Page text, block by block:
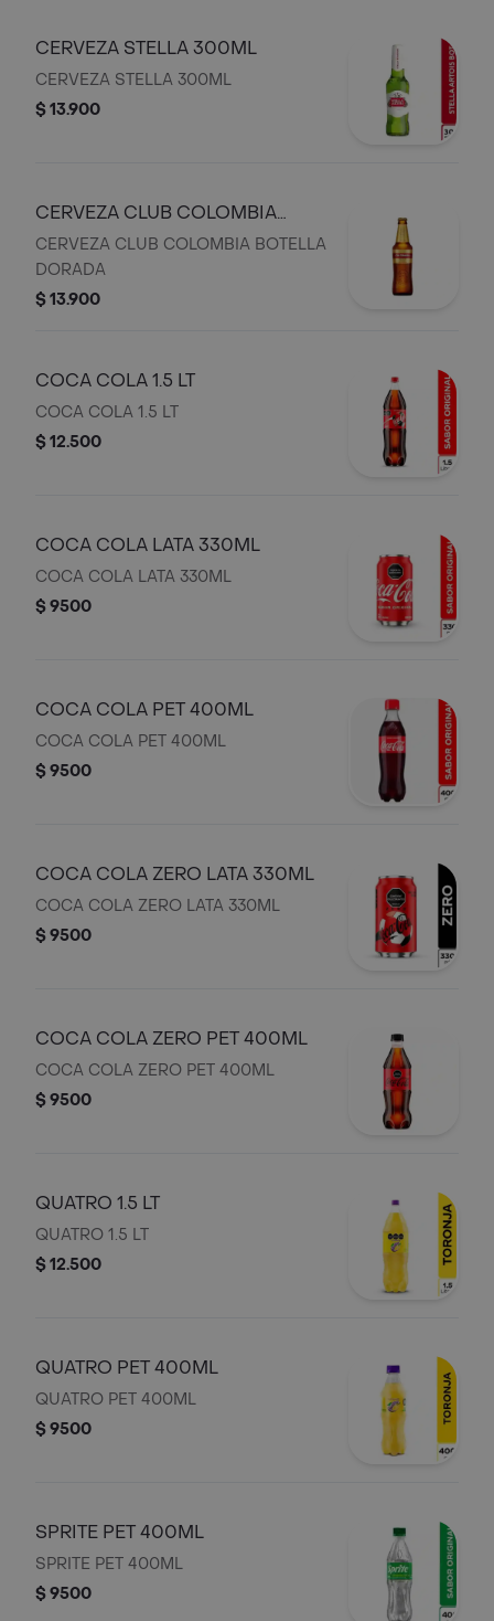
CERVEZA STELLA 300ML
CERVEZA STELLA 300ML
$ 13.900
CERVEZA CLUB COLOMBIA
BOTELLA DORADA
CERVEZA CLUB COLOMBIA BOTELLA
DORADA
$ 13.900
COCA COLA 1.5 LT
COCA COLA 1.5 LT
$ 12.500
COCA COLA LATA 330ML
COCA COLA LATA 330ML
$ 9500
COCA COLA PET 400ML
COCA COLA PET 400ML
$ 9500
COCA COLA ZERO LATA 330ML
COCA COLA ZERO LATA 330ML
$ 9500
COCA COLA ZERO PET 400ML
COCA COLA ZERO PET 400ML
$ 9500
QUATRO 1.5 LT
QUATRO 1.5 LT
$ 12.500
QUATRO PET 400ML
QUATRO PET 400ML
$ 9500
SPRITE PET 400ML
SPRITE PET 400ML
$ 9500